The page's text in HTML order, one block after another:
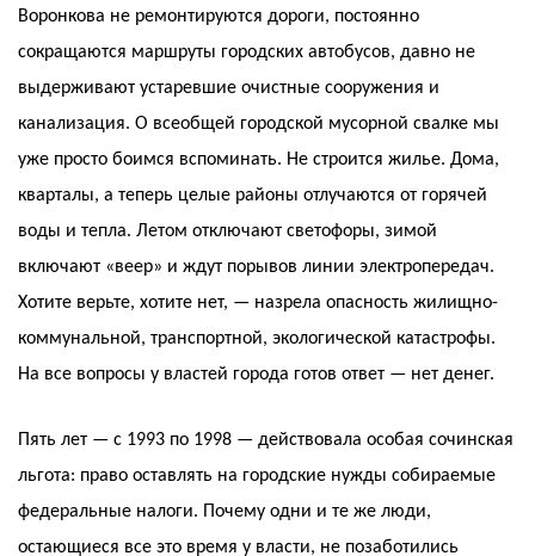
Воронкова не ремонтируются дороги, постоянно
сокращаются маршруты городских автобусов, давно не
выдерживают устаревшие очистные сооружения и
канализация. О всеобщей городской мусорной свалке мы
уже просто боимся вспоминать. Не строится жилье. Дома,
кварталы, а теперь целые районы отлучаются от горячей
воды и тепла. Летом отключают светофоры, зимой
включают «веер» и ждут порывов линии электропередач.
Хотите верьте, хотите нет, — назрела опасность жилищно-
коммунальной, транспортной, экологической катастрофы.
На все вопросы у властей города готов ответ — нет денег.
Пять лет — с 1993 по 1998 — действовала особая сочинская
льгота: право оставлять на городские нужды собираемые
федеральные налоги. Почему одни и те же люди,
остающиеся все это время у власти, не позаботились